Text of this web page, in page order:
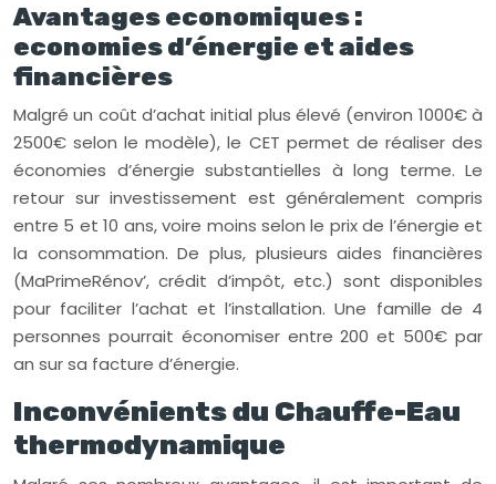
Avantages economiques :
economies d’énergie et aides
financières
Malgré un coût d’achat initial plus élevé (environ 1000€ à
2500€ selon le modèle), le CET permet de réaliser des
économies d’énergie substantielles à long terme. Le
retour sur investissement est généralement compris
entre 5 et 10 ans, voire moins selon le prix de l’énergie et
la consommation. De plus, plusieurs aides financières
(MaPrimeRénov’, crédit d’impôt, etc.) sont disponibles
pour faciliter l’achat et l’installation. Une famille de 4
personnes pourrait économiser entre 200 et 500€ par
an sur sa facture d’énergie.
Inconvénients du Chauffe-Eau
thermodynamique